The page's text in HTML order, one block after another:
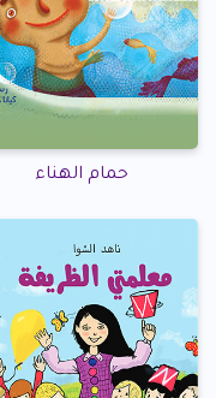
حمام الهناء